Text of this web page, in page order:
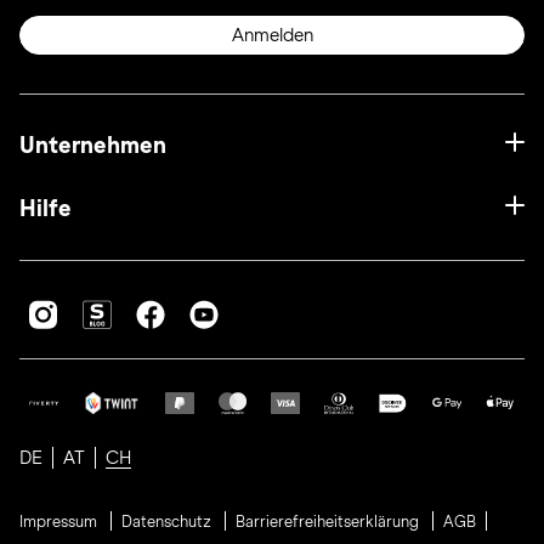
Anmelden
Unternehmen
Hilfe
DE AT CH
Impressum Datenschutz Barrierefreiheitserklärung
AGB